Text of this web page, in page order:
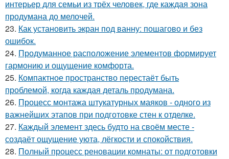
интерьер для семьи из трёх человек, где каждая зона
продумана до мелочей.
23. Как установить экран под ванну: пошагово и без
ошибок.
24. Продуманное расположение элементов формирует
гармонию и ощущение комфорта.
25. Компактное пространство перестаёт быть
проблемой, когда каждая деталь продумана.
26. Процесс монтажа штукатурных маяков - одного из
важнейших этапов при подготовке стен к отделке.
27. Каждый элемент здесь будто на своём месте -
создаёт ощущение уюта, лёгкости и спокойствия.
28. Полный процесс реновации комнаты: от подготовки